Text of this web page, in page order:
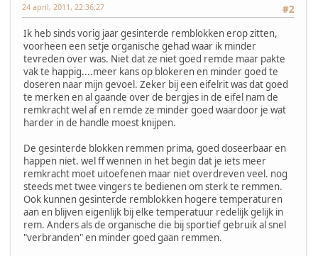
#2
24 april, 2011, 22:36:27
Ik heb sinds vorig jaar gesinterde remblokken erop zitten,
voorheen een setje organische gehad waar ik minder
tevreden over was. Niet dat ze niet goed remde maar pakte
vak te happig....meer kans op blokeren en minder goed te
doseren naar mijn gevoel. Zeker bij een eifelrit was dat goed
te merken en al gaande over de bergjes in de eifel nam de
remkracht wel af en remde ze minder goed waardoor je wat
harder in de handle moest knijpen.
De gesinterde blokken remmen prima, goed doseerbaar en
happen niet. wel ff wennen in het begin dat je iets meer
remkracht moet uitoefenen maar niet overdreven veel. nog
steeds met twee vingers te bedienen om sterk te remmen.
Ook kunnen gesinterde remblokken hogere temperaturen
aan en blijven eigenlijk bij elke temperatuur redelijk gelijk in
rem. Anders als de organische die bij sportief gebruik al snel
"verbranden" en minder goed gaan remmen.